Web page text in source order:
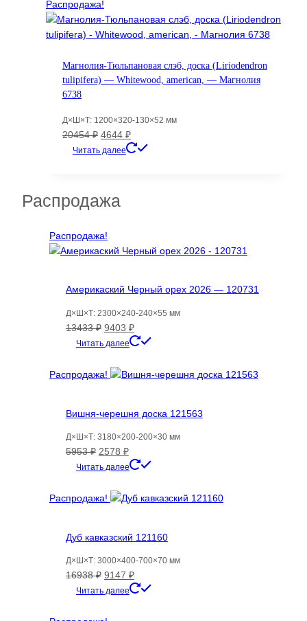
19809 ₽.
Распродажа!
Магнолия-Тюльпановая слэб, доска (Liriodendron
tulipifera) — Whitewood, american, — Магнолия
6738
Д×Ш×Т: 1200×320-130×52 мм
20454₽ Первоначальная
цена
4644 ₽Текущая
цена:
Читать далее
Распродажа
Распродажа!
Америкаский Черный орех 2026 — 120731
Д×Ш×Т: 2300×240-240×55 мм
13433₽ Первоначальная
цена
13433 ₽.
9403 ₽Текущая
цена:
Читать далее
Распродажа!
Вишня-черешня доска 121563
Д×Ш×Т: 3180×200-200×30 мм
5953₽ Первоначальная
цена
5953 ₽.
2578 ₽Текущая
цена:
Читать далее
Распродажа!
Дуб кавказский 121160
Д×Ш×Т: 3000×400-700×70 мм
16938₽ Первоначальная
цена
9147 ₽Текущая
цена:
Читать далее